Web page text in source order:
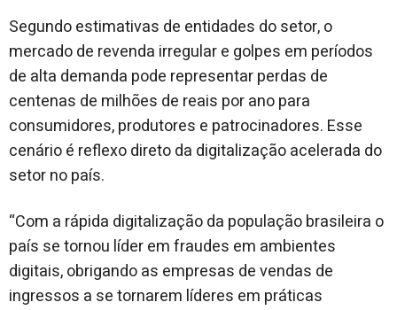
Segundo estimativas de entidades do setor, o
mercado de revenda irregular e golpes em períodos
de alta demanda pode representar perdas de
centenas de milhões de reais por ano para
consumidores, produtores e patrocinadores. Esse
cenário é reflexo direto da digitalização acelerada do
setor no país.
“Com a rápida digitalização da população brasileira o
país se tornou líder em fraudes em ambientes
digitais, obrigando as empresas de vendas de
ingressos a se tornarem líderes em práticas